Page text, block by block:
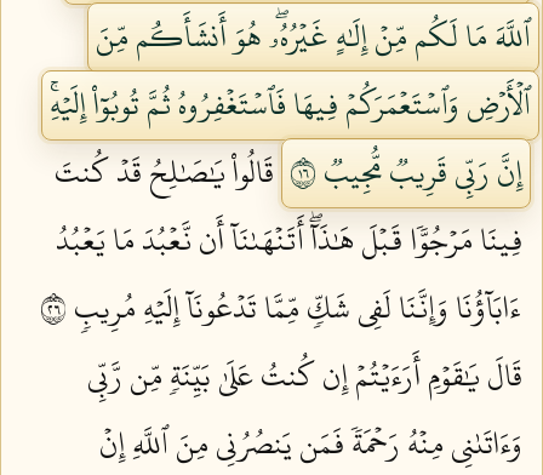
ٱللَّهَ مَا لَكُم مِّنۡ إِلَٰهٍ غَيۡرُهُۥۖ هُوَ أَنشَأَكُم مِّنَ
ٱلۡأَرۡضِ وَٱسۡتَعۡمَرَكُمۡ فِيهَا فَٱسۡتَغۡفِرُوهُ ثُمَّ تُوبُوٓاْ إِلَيۡهِۚ
إِنَّ رَبِّي قَرِيبٞ مُّجِيبٞ ٦١
قَالُواْ يَٰصَٰلِحُ قَدۡ كُنتَ
فِينَا مَرۡجُوّٗا قَبۡلَ هَٰذَآۖ أَتَنۡهَىٰنَآ أَن نَّعۡبُدَ مَا يَعۡبُدُ
ءَابَآؤُنَا وَإِنَّنَا لَفِي شَكّٖ مِّمَّا تَدۡعُونَآ إِلَيۡهِ مُرِيبٖ ٦٢
قَالَ يَٰقَوۡمِ أَرَءَيۡتُمۡ إِن كُنتُ عَلَىٰ بَيِّنَةٖ مِّن رَّبِّي
وَءَاتَىٰنِي مِنۡهُ رَحۡمَةٗ فَمَن يَنصُرُنِي مِنَ ٱللَّهِ إِنۡ